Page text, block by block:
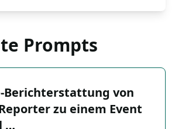
Prompts
Berichterstattung von
zu einem Event
…